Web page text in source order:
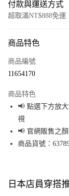
付款與運送方式
超取滿NT$888免運
信用卡一次付款
Apple Pay
街口支付
悠遊付
全盈+PAY
商品特色
商品編號
11654170
商品特色
📢 點選下方放
視
📢 官網販售之
商品貨號：
日本店員穿搭